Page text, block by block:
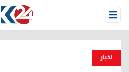
Open Menu
اخبار